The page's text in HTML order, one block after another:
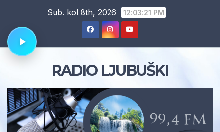
content
Sub. kol 8th, 2026 12:03:22 PM
RADIO LJUBUŠKI